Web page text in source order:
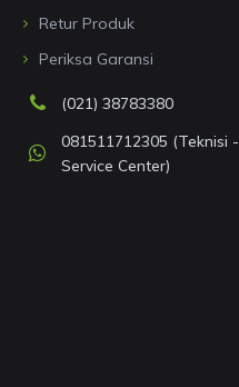
Retur Produk
Periksa Garansi
(021) 38783380
081511712305 (Teknisi -
Service Center)